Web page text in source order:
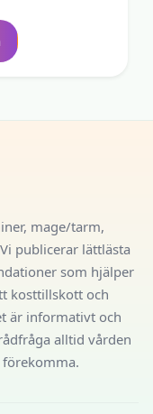
mage/tarm,
publicerar lättlästa
som hjälper
kosttillskott och
är informativt och
alltid vården